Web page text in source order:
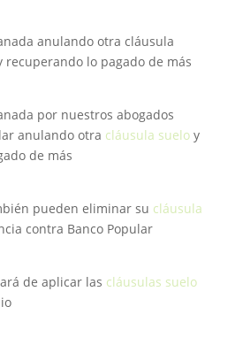
anulando otra cláusula
recuperando lo pagado de más
por nuestros abogados
anulando otra cláusula sueloy
de más
pueden eliminar su cláusula
contra Banco Popular
de aplicar las cláusulas suelo